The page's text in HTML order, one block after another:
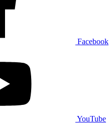
Facebook
YouTube